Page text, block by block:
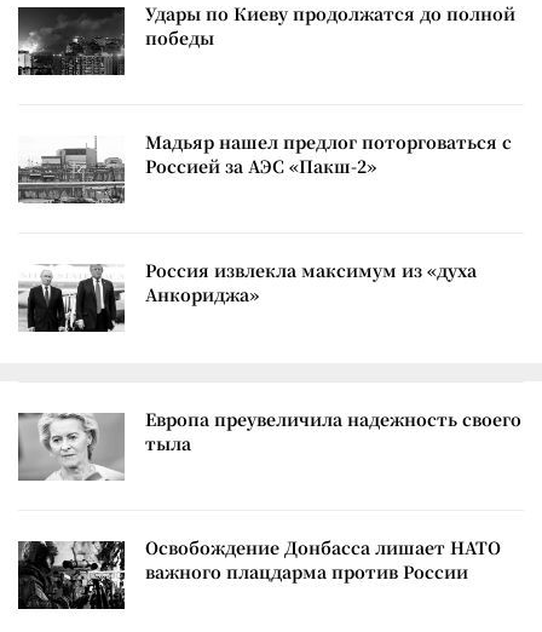
Удары по Киеву продолжатся до полной
победы
Мадьяр нашел предлог поторговаться с
Россией за АЭС «Пакш-2»
Россия извлекла максимум из «духа
Анкориджа»
Европа преувеличила надежность своего
тыла
Освобождение Донбасса лишает НАТО
важного плацдарма против России